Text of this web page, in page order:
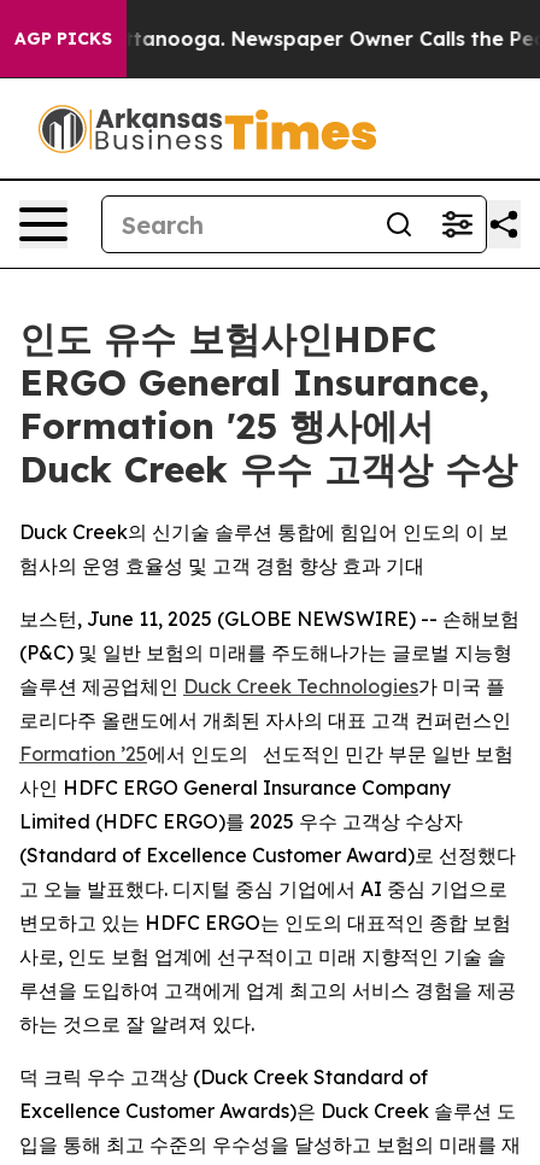
AGP PICKS
Chattanooga. Newspaper Owner Calls the People
인도 유수 보험사인HDFC
ERGO General Insurance,
Formation '25 행사에서
Duck Creek 우수 고객상 수상
Duck Creek의 신기술 솔루션 통합에 힘입어 인도의 이 보
험사의 운영 효율성 및 고객 경험 향상 효과 기대
보스턴, June 11, 2025 (GLOBE NEWSWIRE) -- 손해보험
(P&C) 및 일반 보험의 미래를 주도해나가는 글로벌 지능형
솔루션 제공업체인 Duck Creek Technologies가 미국 플
로리다주 올랜도에서 개최된 자사의 대표 고객 컨퍼런스인
Formation ’25에서 인도의 선도적인 민간 부문 일반 보험
사인 HDFC ERGO General Insurance Company
Limited (HDFC ERGO)를 2025 우수 고객상 수상자
(Standard of Excellence Customer Award)로 선정했다
고 오늘 발표했다. 디지털 중심 기업에서 AI 중심 기업으로
변모하고 있는 HDFC ERGO는 인도의 대표적인 종합 보험
사로, 인도 보험 업계에 선구적이고 미래 지향적인 기술 솔
루션을 도입하여 고객에게 업계 최고의 서비스 경험을 제공
하는 것으로 잘 알려져 있다.
덕 크릭 우수 고객상 (Duck Creek Standard of
Excellence Customer Awards)은 Duck Creek 솔루션 도
입을 통해 최고 수준의 우수성을 달성하고 보험의 미래를 재